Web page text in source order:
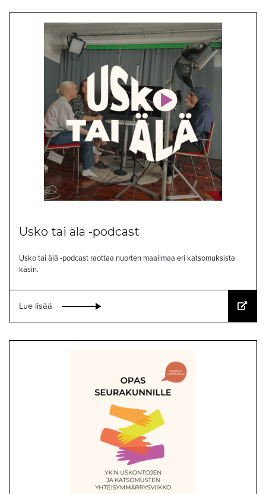
Usko tai älä -podcast
Usko tai älä -podcast raottaa nuorten maailmaa eri katsomuksista
käsin.
Lue lisää